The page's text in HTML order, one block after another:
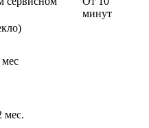
минут
мес
мес.